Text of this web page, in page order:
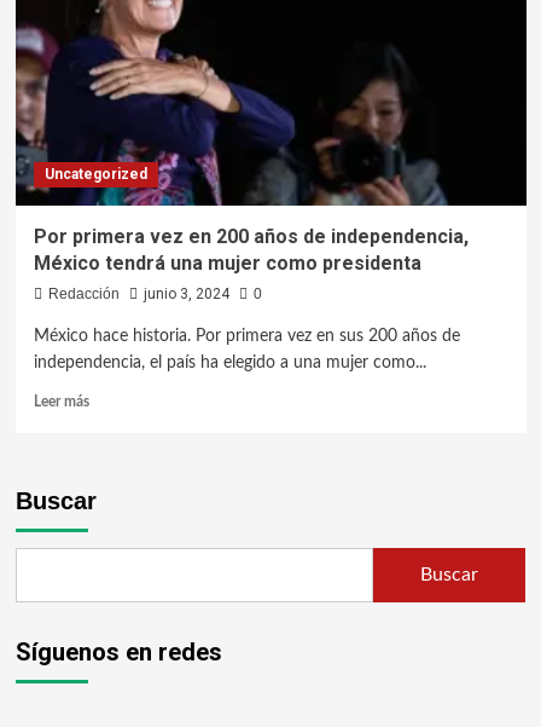
Uncategorized
Por primera vez en 200 años de independencia,
México tendrá una mujer como presidenta
Redacción junio 3, 2024 0
México hace historia. Por primera vez en sus 200 años de
independencia, el país ha elegido a una mujer como...
Leer más
Buscar
Buscar
Síguenos en redes